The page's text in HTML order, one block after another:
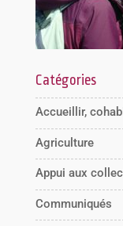
Catégories
Accueillir,
Agriculture
Appui aux
Communiqués